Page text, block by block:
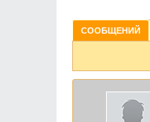
СООБЩЕНИЙ